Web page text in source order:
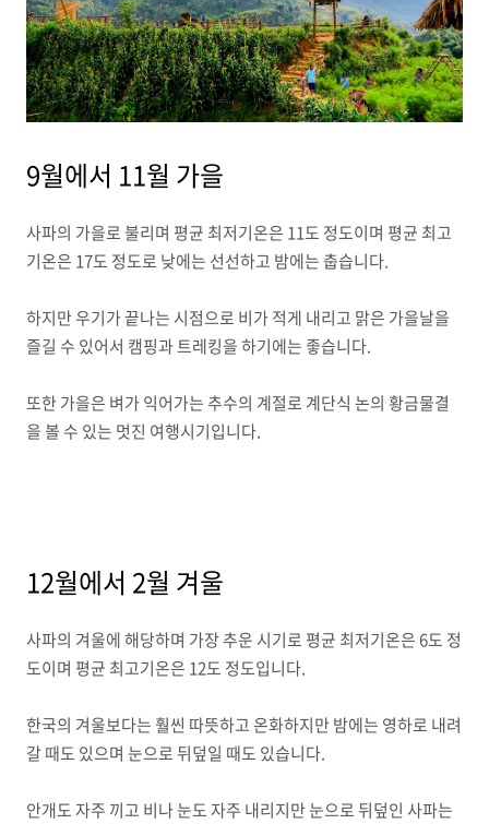
9월에서 11월 가을
사파의 가을로 불리며 평균 최저기온은 11도 정도이며 평균 최고
기온은 17도 정도로 낮에는 선선하고 밤에는 춥습니다.
하지만 우기가 끝나는 시점으로 비가 적게 내리고 맑은 가을날을
즐길 수 있어서 캠핑과 트레킹을 하기에는 좋습니다.
또한 가을은 벼가 익어가는 추수의 계절로 계단식 논의 황금물결
을 볼 수 있는 멋진 여행시기입니다.
12월에서 2월 겨울
사파의 겨울에 해당하며 가장 추운 시기로 평균 최저기온은 6도 정
도이며 평균 최고기온은 12도 정도입니다.
한국의 겨울보다는 훨씬 따뜻하고 온화하지만 밤에는 영하로 내려
갈 때도 있으며 눈으로 뒤덮일 때도 있습니다.
안개도 자주 끼고 비나 눈도 자주 내리지만 눈으로 뒤덮인 사파는